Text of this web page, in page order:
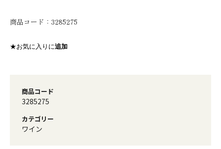
商品コード： 3285275
★お気に入りに追加
商品コード
3285275
カテゴリー
ワイン